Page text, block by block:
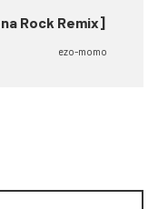
Rock Remix]
ezo-momo